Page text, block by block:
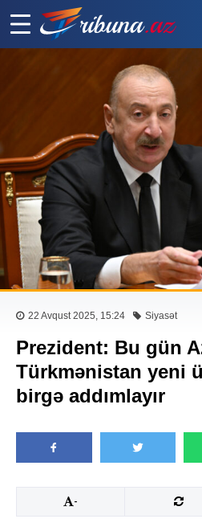
22 Avqust 2025, 15:24 Siyasət
Prezident: Bu gün
Türkmənistan yeni
birgə addımlayır
-